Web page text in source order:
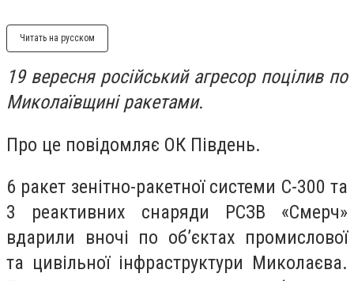
Читать на русском
19 вересня російський агресор поцілив по
Миколаївщині ракетами.
Про це повідомляє ОК Південь.
6 ракет зенітно-ракетної системи С-300 та
3 реактивних снаряди РСЗВ «Смерч»
вдарили вночі по об’єктах промислової
та цивільної інфраструктури Миколаєва.